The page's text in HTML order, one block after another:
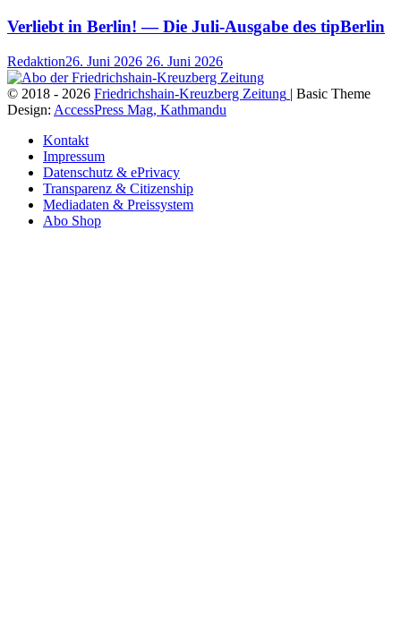
Verliebt in Berlin! — Die Juli-Ausgabe des tipBerlin
Redaktion26. Juni 2026 26. Juni 2026
© 2018 - 2026 Friedrichshain-Kreuzberg Zeitung | Basic Theme
Design: AccessPress Mag, Kathmandu
Kontakt
Impressum
Datenschutz & ePrivacy
Transparenz & Citizenship
Mediadaten & Preissystem
Abo Shop